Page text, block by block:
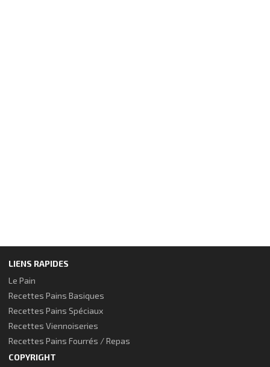
LIENS RAPIDES
Le Pain
Recettes Pains Basiques
Recettes Pains Spéciaux
Recettes Viennoiseries
Recettes Pains Fourrés / Repas
COPYRIGHT